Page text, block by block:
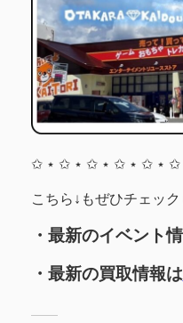
✩ ⋆ ✩ ⋆ ✩ ⋆ ✩ ⋆ ✩ ⋆ ✩
こちら↓もぜひチェッ
・最新のイベント
・最新の買取情報は